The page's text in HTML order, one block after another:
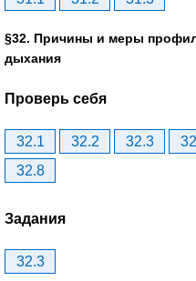
§32. Причины и меры
дыхания
Проверь себя
32.1 32.2 32.3
32.8
Задания
32.3